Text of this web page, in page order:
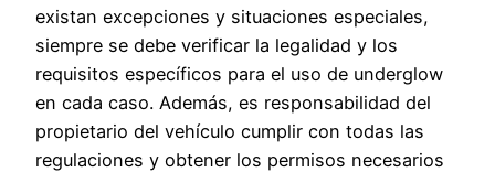
existan excepciones y situaciones especiales,
siempre se debe verificar la legalidad y los
requisitos específicos para el uso de underglow
en cada caso. Además, es responsabilidad del
propietario del vehículo cumplir con todas las
regulaciones y obtener los permisos necesarios